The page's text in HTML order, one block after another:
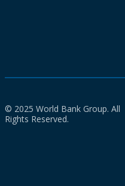
© 2025 World Bank Group. All
Rights Reserved.